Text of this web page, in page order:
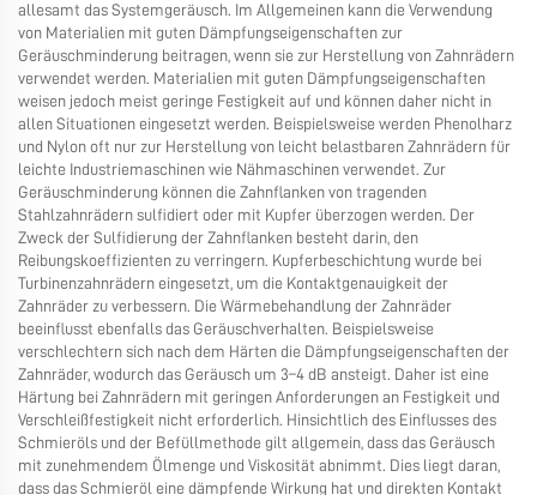
allesamt das Systemgeräusch. Im Allgemeinen kann die Verwendung
von Materialien mit guten Dämpfungseigenschaften zur
Geräuschminderung beitragen, wenn sie zur Herstellung von Zahnrädern
verwendet werden. Materialien mit guten Dämpfungseigenschaften
weisen jedoch meist geringe Festigkeit auf und können daher nicht in
allen Situationen eingesetzt werden. Beispielsweise werden Phenolharz
und Nylon oft nur zur Herstellung von leicht belastbaren Zahnrädern für
leichte Industriemaschinen wie Nähmaschinen verwendet. Zur
Geräuschminderung können die Zahnflanken von tragenden
Stahlzahnrädern sulfidiert oder mit Kupfer überzogen werden. Der
Zweck der Sulfidierung der Zahnflanken besteht darin, den
Reibungskoeffizienten zu verringern. Kupferbeschichtung wurde bei
Turbinenzahnrädern eingesetzt, um die Kontaktgenauigkeit der
Zahnräder zu verbessern. Die Wärmebehandlung der Zahnräder
beeinflusst ebenfalls das Geräuschverhalten. Beispielsweise
verschlechtern sich nach dem Härten die Dämpfungseigenschaften der
Zahnräder, wodurch das Geräusch um 3–4 dB ansteigt. Daher ist eine
Härtung bei Zahnrädern mit geringen Anforderungen an Festigkeit und
Verschleißfestigkeit nicht erforderlich. Hinsichtlich des Einflusses des
Schmieröls und der Befüllmethode gilt allgemein, dass das Geräusch
mit zunehmendem Ölmenge und Viskosität abnimmt. Dies liegt daran,
dass das Schmieröl eine dämpfende Wirkung hat und direkten Kontakt